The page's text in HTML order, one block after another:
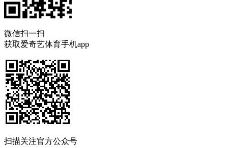
微信扫一扫
获取爱奇艺体育手机app
扫描关注官方公众号